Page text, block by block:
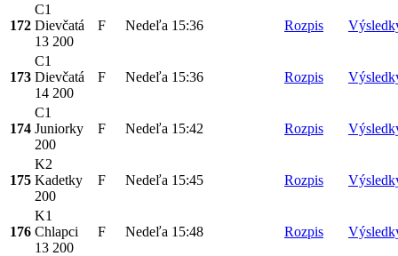
172
C1
Dievčatá
13 200
F Nedeľa 15:36 Rozpis
173
C1
Dievčatá
14 200
F Nedeľa 15:36 Rozpis
174
C1
Juniorky
200
F Nedeľa 15:42 Rozpis
175
K2
Kadetky
200
F Nedeľa 15:45 Rozpis
176
K1
Chlapci
13 200
F Nedeľa 15:48 Rozpis